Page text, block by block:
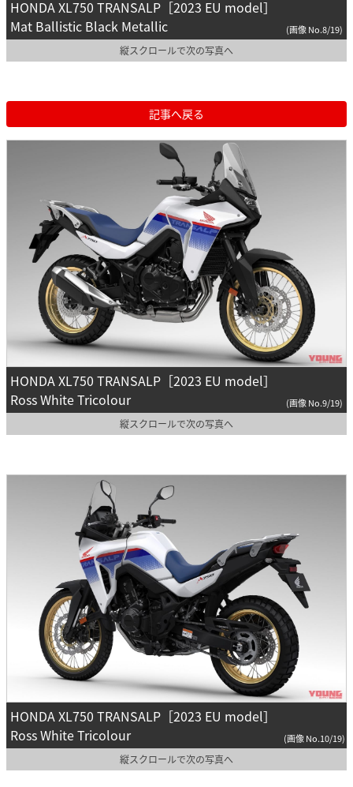
HONDA XL750 TRANSALP［2023 EU model］
Mat Ballistic Black Metallic
(画像 No.8/19)
縦スクロールで次の写真へ
記事へ戻る
HONDA XL750 TRANSALP［2023 EU model］
Ross White Tricolour
(画像 No.9/19)
縦スクロールで次の写真へ
HONDA XL750 TRANSALP［2023 EU model］
Ross White Tricolour
(画像 No.10/19)
縦スクロールで次の写真へ